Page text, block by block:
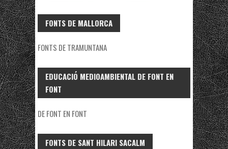
FONTS DE MALLORCA
FONTS DE TRAMUNTANA
EDUCACIÓ MEDIOAMBIENTAL DE FONT EN
FONT
DE FONT EN FONT
FONTS DE SANT HILARI SACALM